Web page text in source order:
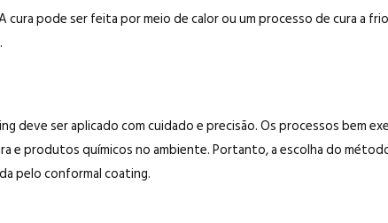
cura pode ser feita por meio de calor ou um processo de cura a
deve ser aplicado com cuidado e precisão. Os processos bem
e produtos químicos no ambiente. Portanto, a escolha do
pelo conformal coating.